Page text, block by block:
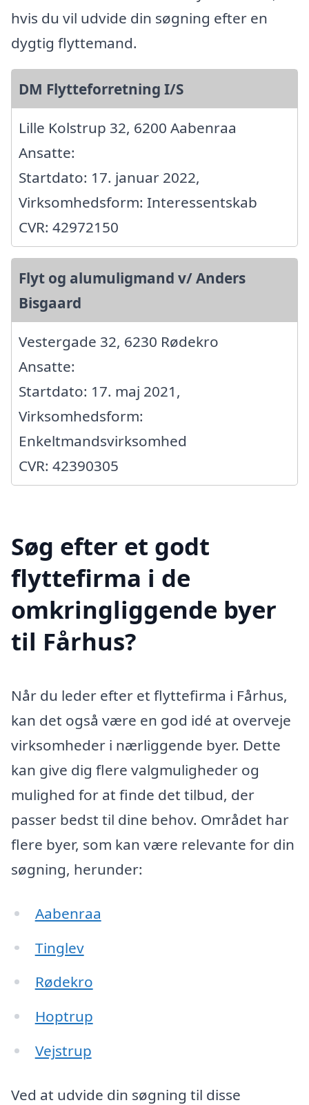
hvis du vil udvide din søgning efter en
dygtig flyttemand.
DM Flytteforretning I/S
Lille Kolstrup 32, 6200 Aabenraa
Ansatte:
Startdato: 17. januar 2022,
Virksomhedsform: Interessentskab
CVR: 42972150
Flyt og alumuligmand v/ Anders
Bisgaard
Vestergade 32, 6230 Rødekro
Ansatte:
Startdato: 17. maj 2021,
Virksomhedsform:
Enkeltmandsvirksomhed
CVR: 42390305
Søg efter et godt
flyttefirma i de
omkringliggende byer
til Fårhus?
Når du leder efter et flyttefirma i Fårhus,
kan det også være en god idé at overveje
virksomheder i nærliggende byer. Dette
kan give dig flere valgmuligheder og
mulighed for at finde det tilbud, der
passer bedst til dine behov. Området har
flere byer, som kan være relevante for din
søgning, herunder:
Aabenraa
Tinglev
Rødekro
Hoptrup
Vejstrup
Ved at udvide din søgning til disse